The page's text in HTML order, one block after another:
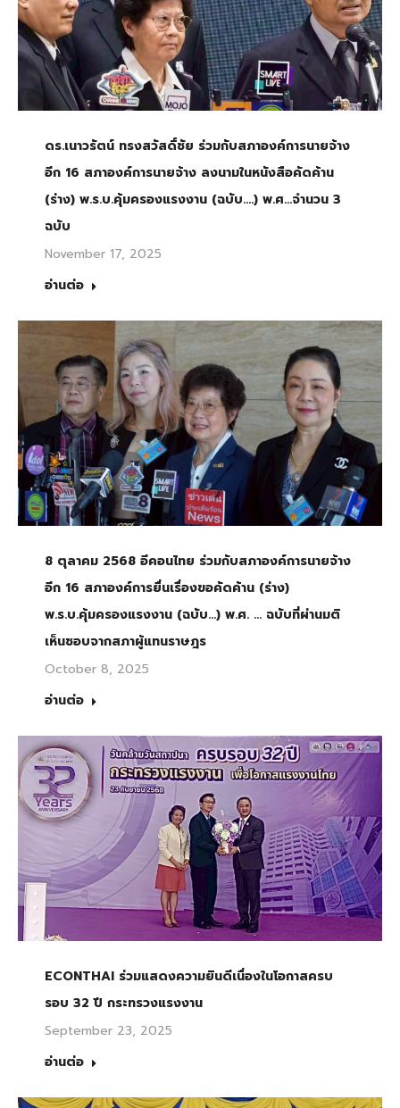
ดร.เนาวรัตน์ ทรงสวัสดิ์ชัย ร่วมกับสภาองค์การนายจ้าง
อีก 16 สภาองค์การนายจ้าง ลงนามในหนังสือคัดค้าน
(ร่าง) พ.ร.บ.คุ้มครองแรงงาน (ฉบับ….) พ.ศ…จำนวน 3
ฉบับ
November 17, 2025
อ่านต่อ
8 ตุลาคม 2568 อีคอนไทย ร่วมกับสภาองค์การนายจ้าง
อีก 16 สภาองค์การยื่นเรื่องขอคัดค้าน (ร่าง)
พ.ร.บ.คุ้มครองแรงงาน (ฉบับ…) พ.ศ. … ฉบับที่ผ่านมติ
เห็นชอบจากสภาผู้แทนราษฎร
October 8, 2025
อ่านต่อ
ECONTHAI ร่วมแสดงความยินดีเนื่องในโอกาสครบ
รอบ 32 ปี กระทรวงแรงงาน
September 23, 2025
อ่านต่อ